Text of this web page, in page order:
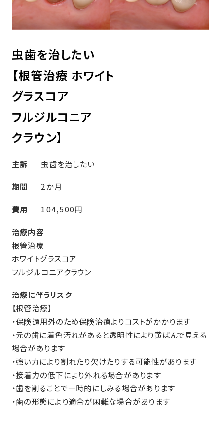
虫歯を治したい
【根管治療 ホワイト
グラスコア
フルジルコニア
クラウン】
主訴 虫歯を治したい
期間 2か月
費用 104,500円
治療内容
根管治療
ホワイトグラスコア
フルジルコニアクラウン
治療に伴うリスク
【根管治療】
・保険適用外のため保険治療よりコストがかかります
・元の歯に着色汚れがあると透明性により黄ばんで見える
場合があります
・強い力により割れたり欠けたりする可能性があります
・接着力の低下により外れる場合があります
・歯を削ることで一時的にしみる場合があります
・歯の形態により適合が困難な場合があります